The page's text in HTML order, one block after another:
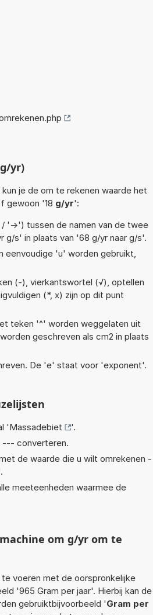
yr)
je de om te rekenen waarde het
gewoon '18 g/yr':
'->') tussen de namen van de twee
g/s' in plaats van '68 g/yr naar g/s'.
eenvoudige 'u' worden gebruikt,
(-), vierkantswortel (√), optellen
(*, x) zijn op dit punt
teken '^' worden weggelaten uit
geschreven als cm2 in plaats
De 'e' staat voor 'exponent'.
'Massadebiet
'.
--- converteren.
de waarde die u wilt omrekenen -
meeteenheden waarmee de
om g/yr om te
voeren met de oorspronkelijke
'965 Gram per jaar'. Hierbij kan de
gebruiktbijvoorbeeld 'Gram per